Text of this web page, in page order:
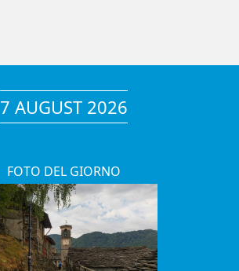
7 AUGUST 2026
FOTO DEL GIORNO